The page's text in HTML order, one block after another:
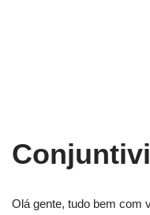
Olá gente, tudo bem com